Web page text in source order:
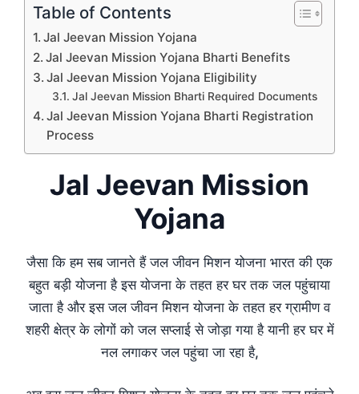
Table of Contents
Jal Jeevan Mission Yojana
Jal Jeevan Mission Yojana Bharti Benefits
Jal Jeevan Mission Yojana Eligibility
Jal Jeevan Mission Bharti Required Documents
Jal Jeevan Mission Yojana Bharti Registration
Process
Jal Jeevan Mission
Yojana
जैसा कि हम सब जानते हैं जल जीवन मिशन योजना भारत की एक
बहुत बड़ी योजना है इस योजना के तहत हर घर तक जल पहुंचाया
जाता है और इस जल जीवन मिशन योजना के तहत हर ग्रामीण व
शहरी क्षेत्र के लोगों को जल सप्लाई से जोड़ा गया है यानी हर घर में
नल लगाकर जल पहुंचा जा रहा है,